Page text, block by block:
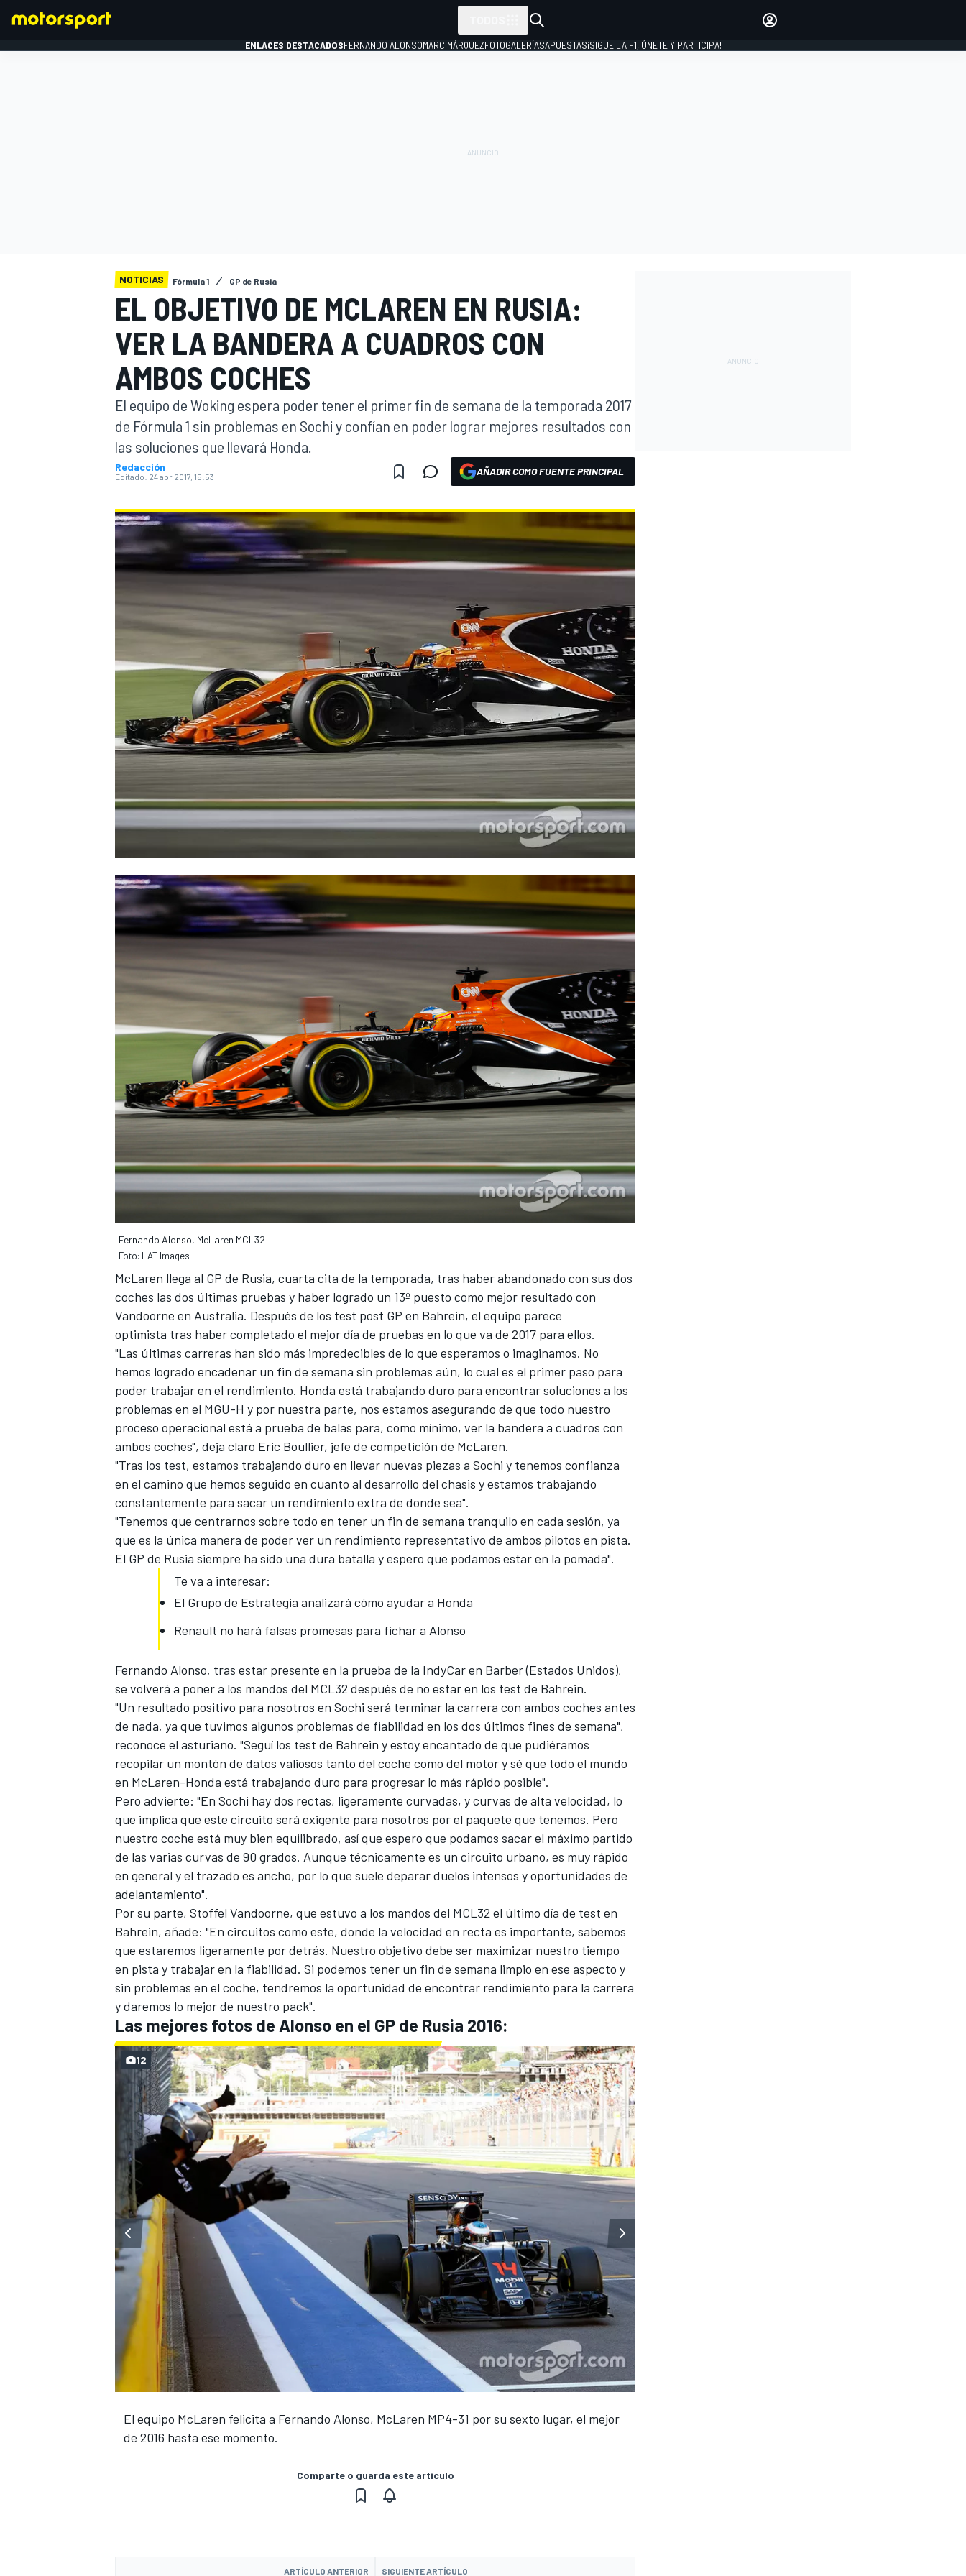
WEC FÓRMULA E
MÁS CATEGORÍAS
ENLACES DESTACADOSFERNANDO ALONSOMARC MÁRQUEZFOTOGALERÍASAPUESTAS¡SIGUE LA F1, ÚNETE Y PARTICIPA!
NOTICIAS Fórmula 1 GP de Rusia
EL OBJETIVO DE MCLAREN EN RUSIA:
VER LA BANDERA A CUADROS CON
AMBOS COCHES
El equipo de Woking espera poder tener el primer fin de semana de la temporada 2017
de Fórmula 1 sin problemas en Sochi y confían en poder lograr mejores resultados con
las soluciones que llevará Honda.
Redacción
Editado: 24 abr 2017, 15:53 AÑADIR COMO FUENTE PRINCIPAL
Fernando Alonso, McLaren MCL32
Foto: LAT Images
McLaren llega al GP de Rusia, cuarta cita de la temporada, tras haber abandonado con sus dos
coches las dos últimas pruebas y haber logrado un 13º puesto como mejor resultado con
Vandoorne en Australia. Después de los test post GP en Bahrein, el equipo parece
optimista tras haber completado el mejor día de pruebas en lo que va de 2017 para ellos.
"Las últimas carreras han sido más impredecibles de lo que esperamos o imaginamos. No
hemos logrado encadenar un fin de semana sin problemas aún, lo cual es el primer paso para
poder trabajar en el rendimiento. Honda está trabajando duro para encontrar soluciones a los
problemas en el MGU-H y por nuestra parte, nos estamos asegurando de que todo nuestro
proceso operacional está a prueba de balas para, como mínimo, ver la bandera a cuadros con
ambos coches", deja claro Eric Boullier, jefe de competición de McLaren.
"Tras los test, estamos trabajando duro en llevar nuevas piezas a Sochi y tenemos confianza
en el camino que hemos seguido en cuanto al desarrollo del chasis y estamos trabajando
constantemente para sacar un rendimiento extra de donde sea".
"Tenemos que centrarnos sobre todo en tener un fin de semana tranquilo en cada sesión, ya
que es la única manera de poder ver un rendimiento representativo de ambos pilotos en pista.
El GP de Rusia siempre ha sido una dura batalla y espero que podamos estar en la pomada".
Te va a interesar:
El Grupo de Estrategia analizará cómo ayudar a Honda
Renault no hará falsas promesas para fichar a Alonso
Fernando Alonso, tras estar presente en la prueba de la IndyCar en Barber(Estados Unidos),
se volverá a poner a los mandos del MCL32 después de no estar en los test de Bahrein.
"Un resultado positivo para nosotros en Sochi será terminar la carrera con ambos coches antes
de nada, ya que tuvimos algunos problemas de fiabilidad en los dos últimos fines de semana",
reconoce el asturiano. "Seguí los test de Bahrein y estoy encantado de que pudiéramos
recopilar un montón de datos valiosos tanto del coche como del motor y sé que todo el mundo
en McLaren-Honda está trabajando duro para progresar lo más rápido posible".
Pero advierte: "En Sochi hay dos rectas, ligeramente curvadas, y curvas de alta velocidad, lo
que implica que este circuito será exigente para nosotros por el paquete que tenemos. Pero
nuestro coche está muy bien equilibrado, así que espero que podamos sacar el máximo partido
de las varias curvas de 90 grados. Aunque técnicamente es un circuito urbano, es muy rápido
en general y el trazado es ancho, por lo que suele deparar duelos intensos y oportunidades de
adelantamiento".
Por su parte, Stoffel Vandoorne, que estuvo a los mandos del MCL32 el último día de test en
Bahrein, añade: "En circuitos como este, donde la velocidad en recta es importante, sabemos
que estaremos ligeramente por detrás. Nuestro objetivo debe ser maximizar nuestro tiempo
en pista y trabajar en la fiabilidad. Si podemos tener un fin de semana limpio en ese aspecto y
sin problemas en el coche, tendremos la oportunidad de encontrar rendimiento para la carrera
y daremos lo mejor de nuestro pack".
Las mejores fotos de Alonso en el GP de Rusia 2016:
El equipo McLaren felicita a Fernando Alonso, McLaren MP4-31 por su sexto lugar, el mejor
de 2016 hasta ese momento.
12
Comparte o guarda este artículo
ARTÍCULO ANTERIOR SIGUIENTE ARTÍCULO